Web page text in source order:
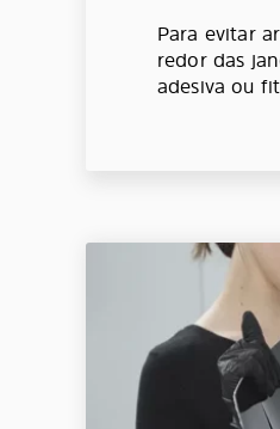
Para evitar
redor das
adesiva ou